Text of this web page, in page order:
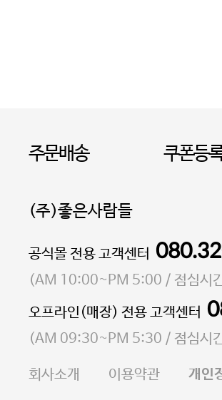
주문배송 쿠폰등
(주)좋은사람들
대표 이성현,박영환| 개인정보관
소재지 서울특별시 마포구 마포
통신판매업 신고번호 2023-서
사업자등록번호 105-81-
E-MAIL
공식몰 전용 고객센터
(AM 10:00~PM 5:00 / 점심시
오프라인(매장) 전용 고객센터
(AM 09:30~PM 5:30 / 점심시
회사소개 이용약관 개인